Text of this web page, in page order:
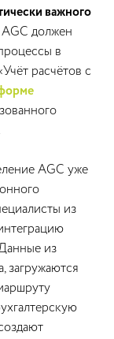
важного
AGC должен
в
расчётов с
AGC уже
из
из
загружаются